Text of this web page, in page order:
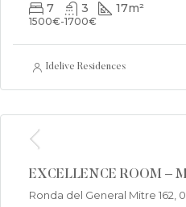
7 3 17m²
1500€-1700€
Idelive Residences
€740/Monthly
EXCELLENCE ROOM –
Ronda del General Mitre 162,